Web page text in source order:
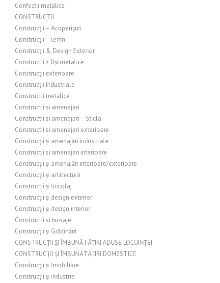
Confectii metalice
CONSTRUCTII
Construcții – Acoperișuri
Construcții – lemn
Construcții & Design Exterior
Constructii > Uși metalice
Construcții exterioare
Construcții Industriale
Constructii metalice
Constructii si amenajari
Constructii si amenajari – Sticla
Constructii si amenajari exterioare
Construcții și amenajări industriale
Constructii si amenajari interioare
Construcții și amenajări interioare/exterioare
Construcții și arhitectură
Constructii și bricolaj
Construcții și design exterior
Construcții și design interior
Constructii si finisaje
Construcții și Grădinărit
CONSTRUCȚII ȘI ÎMBUNĂTĂȚIRI ADUSE LOCUINȚEI
CONSTRUCȚII ȘI ÎMBUNĂTĂȚIRI DOMESTICE
Construcții și Imobiliare
Construcții și industrie